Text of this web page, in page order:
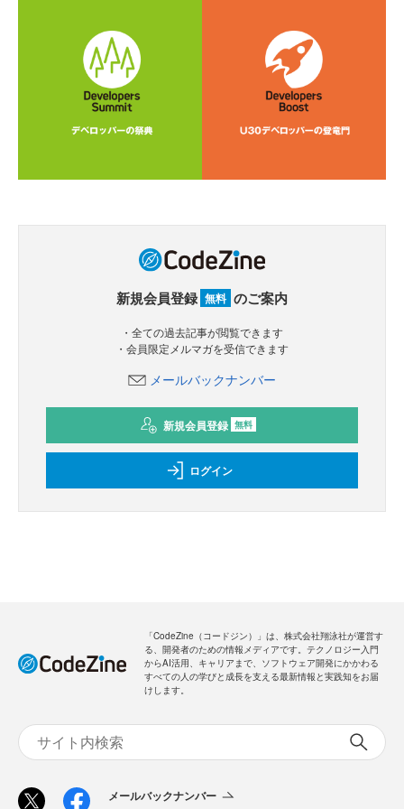
新規会員登録 無料 のご案内
・全ての過去記事が閲覧できます
・会員限定メルマガを受信できます
メールバックナンバー
新規会員登録 無料
ログイン
「CodeZine（コードジン）」は、株式会社翔泳社が運営す
る、開発者のための情報メディアです。テクノロジー入門
からAI活用、キャリアまで、ソフトウェア開発にかかわる
すべての人の学びと成長を支える最新情報と実践知をお届
けします。
メールバックナンバー